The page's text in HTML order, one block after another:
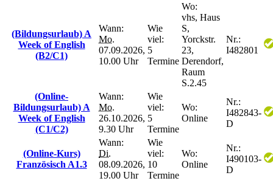
(Bildungsurlaub) A
Week of English
(B2/C1)
Wann:
Mo.
07.09.2026,
10.00 Uhr
Wie
viel:
5
Termine
Wo:
vhs, Haus
S,
Yorckstr.
23,
Derendorf,
Raum
S.2.45
Nr.:
I482801
(Online-
Bildungsurlaub) A
Week of English
(C1/C2)
Wann:
Mo.
26.10.2026,
9.30 Uhr
Wie
viel:
5
Termine
Wo:
Online
Nr.:
I482843-
D
(Online-Kurs)
Französisch A1.3
Wann:
Di.
08.09.2026,
19.00 Uhr
Wie
viel:
10
Termine
Wo:
Online
Nr.:
I490103-
D